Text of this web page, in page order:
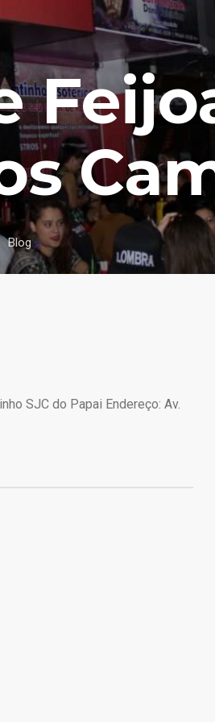
Blog
SJC do Papai Endereço: Av.